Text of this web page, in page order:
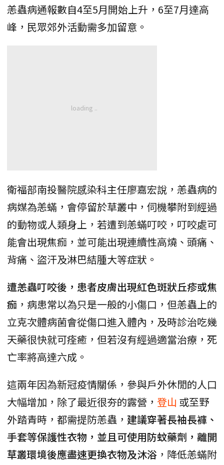
恙蟲病通報數自4至5月開始上升，6至7月達高
峰，民眾郊外活動需多加留意。
衛福部南投醫院感染科主任廖嘉宏說，恙蟲病的
病媒為恙蟎，會停留於草叢中，伺機攀附到經過
的動物或人類身上，若遭到恙蟎叮咬，叮咬處可
能會出現焦痂，並可能出現連續性高燒、頭痛、
背痛、盜汗及淋巴結腫大等症狀。
遭恙蟲叮咬後，患者皮膚出現紅色斑狀丘疹或焦
痂 ，病患常以為只是一般的小傷口，但恙蟲上的
立克次體病菌會從傷口進入體內，及時診治吃幾
天藥很快就可痊癒，但若沒有經過適當治療，死
亡率將高達六成。
這兩年因為新冠疫情關係，參與戶外休閒的人口
大幅增加，除了最近很夯的露營， 登山 或至野
外踏青時，都需提防恙蟲， 建議穿著長袖長褲、
手套等保護性衣物，並且可使用防蚊藥劑，離開
草叢環境後應盡速更換衣物及沐浴 ，降低恙蟎附